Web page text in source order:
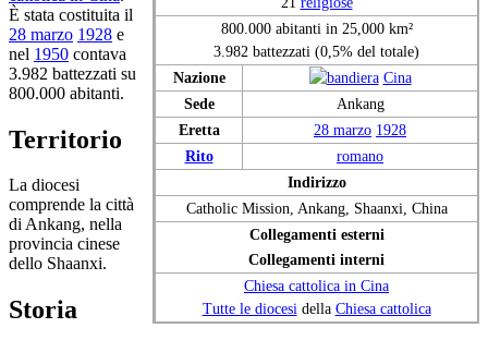
800.000 abitanti in 25,000 km²
3.982 battezzati (0,5% del totale)
Nazione
Cina
Sede
Ankang
Eretta
28 marzo 1928
Rito
romano
Indirizzo
Catholic Mission, Ankang, Shaanxi, China
Collegamenti esterni
Collegamenti interni
Chiesa cattolica in Cina
Tutte le diocesi della Chiesa cattolica
È stata costituita il
28 marzo 1928 e
nel 1950 contava
3.982 battezzati su
800.000 abitanti.
Territorio
La diocesi
comprende la città
di Ankang, nella
provincia cinese
dello Shaanxi.
Storia